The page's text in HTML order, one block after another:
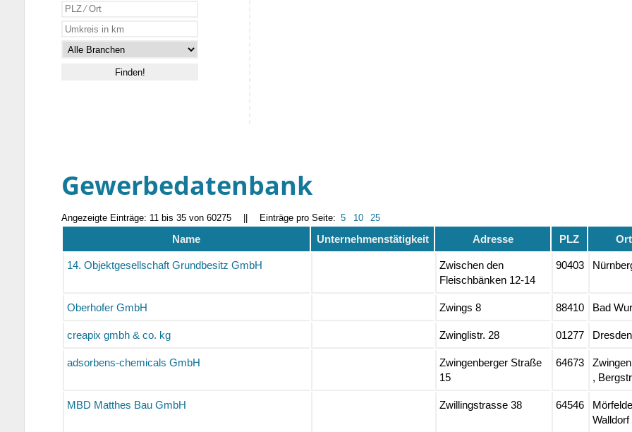
Gewerbedatenbank
Angezeigte Einträge: 11 bis 35 von 60275 Einträge pro Seite: 5 10 25
Name Unternehmenstätigkeit Adresse PLZ Ort
14. Objektgesellschaft Grundbesitz GmbH
Zwischen den
Fleischbänken 12-14
90403
Oberhofer GmbH Zwings 8 88410 Bad
creapix gmbh & co. kg Zwinglistr. 28 01277 Dresden
adsorbens-chemicals GmbH
Zwingenberger Straße
15
64673
, Bergstr
MBD Matthes Bau GmbH Zwillingstrasse 38 64546
Walldorf